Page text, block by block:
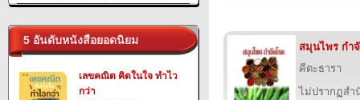
5 อันดับหนังสือยอดนิยม
เลขคณิต คิดในใจ ทำไว
กว่า
สมุนไพร กำ
คีตะธารา
ไม่ปรากฏส